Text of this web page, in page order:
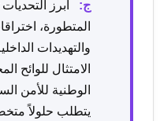
ج:
أبرز
المتطورة،
والتهديدات
الامتثال للوائح
يتطلب حلولاً